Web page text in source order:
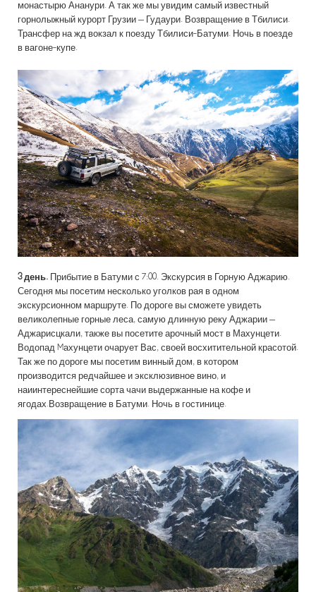
монастырю Ананури. А так же мы увидим самый известный
горнолыжный курорт Грузии – Гудаури. Возвращение в Тбилиси.
Трансфер на жд вокзал к поезду Тбилиси-Батуми. Ночь в поезде
в вагоне-купе.
3 день. Прибытие в Батуми с 7:00. Экскурсия в Горную Аджарию.
Сегодня мы посетим несколько уголков рая в одном
экскурсионном маршруте. По дороге вы сможете увидеть
великолепные горные леса, самую длинную реку Аджарии –
Аджарисцкали, также вы посетите арочный мост в Махунцети.
Водопад Mахунцети очарует Вас, своей восхитительной красотой.
Так же по дороге мы посетим винный дом, в котором
производится редчайшее и эксклюзивное вино, и
наиинтереснейшие сорта чачи выдержанные на кофе и
ягодах.Возвращение в Батуми. Ночь в гостинице.